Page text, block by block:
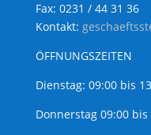
Fax: 0231 / 44 31 36
Kontakt:
ÖFFNUNGSZEITEN
Dienstag: 09:00 bis
Donnerstag 09:00